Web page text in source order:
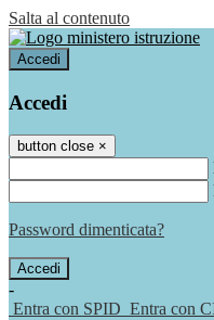
Salta al contenuto
Accedi
Accedi
button close ×
Password dimenticata?
-
Entra con SPID Entra con